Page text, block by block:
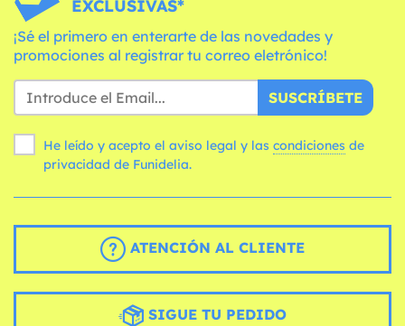
EXCLUSIVAS*
¡Sé el primero en enterarte de las novedades y
promociones al registrar tu correo eletrónico!
SUSCRÍBETE
He leído y acepto el aviso legal y las condiciones
privacidad de Funidelia.
ATENCIÓN AL CLIENTE
SIGUE TU PEDIDO